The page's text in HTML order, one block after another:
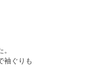
袖ぐりも